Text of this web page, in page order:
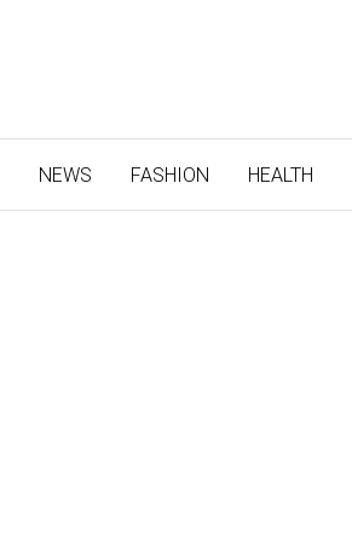
NEWS (CURRENT)
FASHION HEALTH